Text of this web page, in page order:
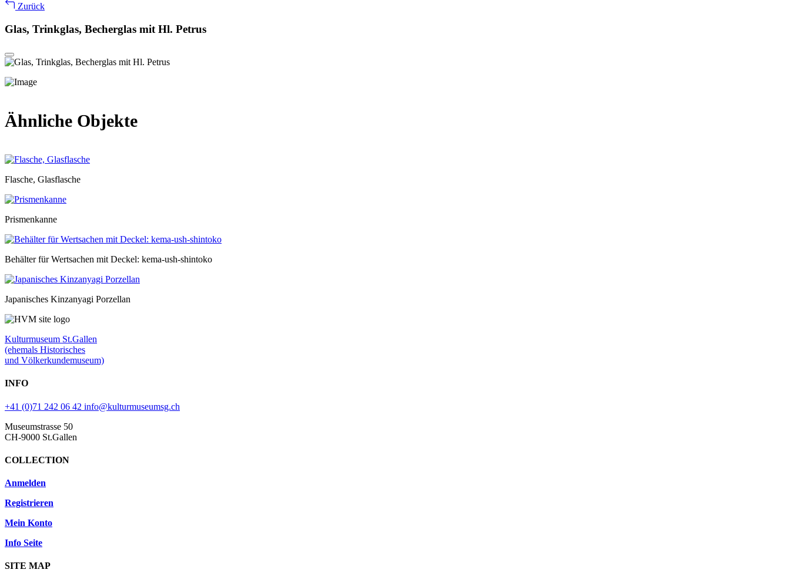
Zurück
Glas, Trinkglas, Becherglas mit Hl. Petrus
Ähnliche Objekte
Flasche, Glasflasche
Prismenkanne
Behälter für Wertsachen mit Deckel: kema-ush-shintoko
Japanisches Kinzanyagi Porzellan
Kulturmuseum St.Gallen
(ehemals Historisches
und Völkerkundemuseum)
INFO
+41 (0)71 242 06 42 info@kulturmuseumsg.ch
Museumstrasse 50
CH-9000 St.Gallen
COLLECTION
Anmelden
Registrieren
Mein Konto
Info Seite
SITE MAP